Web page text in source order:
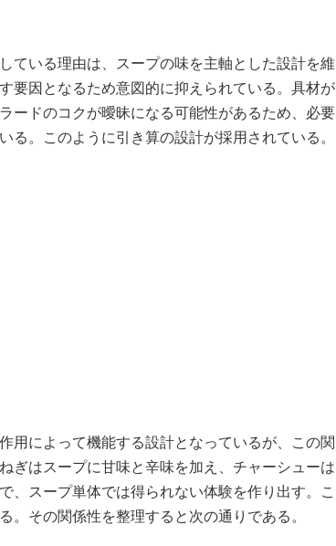
ている理由は、スープの味を主軸とした設計を維
要因となるため意図的に抑えられている。具材が
ードのコクが曖昧になる可能性があるため、必要
。このように引き算の設計が採用されている。
用によって機能する設計となっているが、この関
ぎはスープに甘味と辛味を加え、チャーシューは
、スープ単体では得られない体験を作り出す。こ
。その関係性を整理すると次の通りである。